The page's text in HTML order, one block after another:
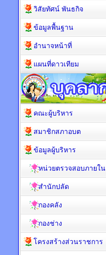
วิสัยทัศน์ พันธกิจ
ข้อมูลพื้นฐาน
อำนาจหน้าที่
แผนที่ดาวเทียม
คณะผู้บริหาร
สมาชิกสภาอบต
ข้อมูลผู้บริหาร
หน่วยตรวจสอบภายใน
สำนักปลัด
กองคลัง
กองช่าง
โครงสร้างส่วนราชการ